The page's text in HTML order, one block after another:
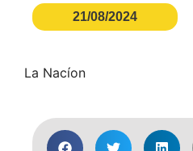
21/08/2024
La Nacíon